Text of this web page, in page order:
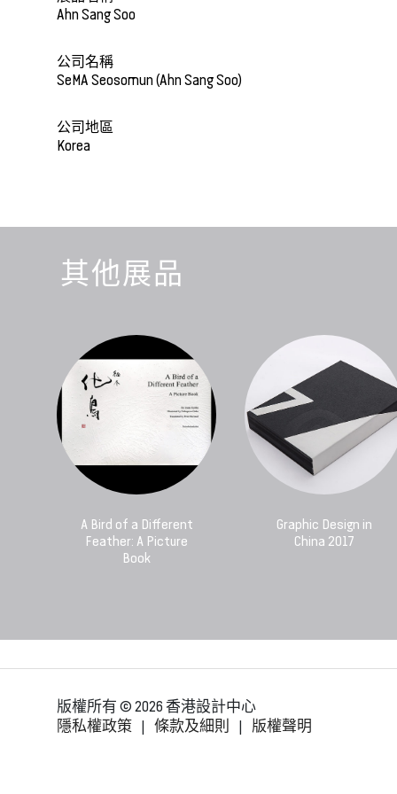
Ahn Sang Soo
公司名稱
SeMA Seosomun (Ahn Sang Soo)
公司地區
Korea
其他展品
A Bird of a Different
Feather: A Picture
Book
Graphic Design in
China 2017
版權所有 © 2026 香港設計中心
隱私權政策 | 條款及細則 | 版權聲明